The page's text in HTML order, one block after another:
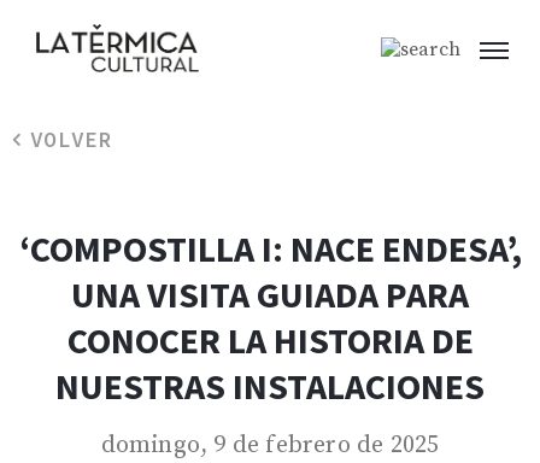
VOLVER
‘COMPOSTILLA I: NACE ENDESA’,
UNA VISITA GUIADA PARA
CONOCER LA HISTORIA DE
NUESTRAS INSTALACIONES
domingo, 9 de febrero de 2025